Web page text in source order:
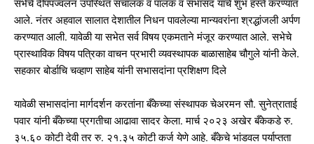
सभेचे दीपपज्वलन उपस्थित संचालक व पालक व सभासद यांचे शुभ हस्ते करण्यात
आले. नंतर अहवाल सालात देशातील निधन पावलेल्या मान्यवरांना श्रद्धांजली अर्पण
करण्यात आली. यावेळी या सभेत सर्व विषय एकमताने मंजूर करण्यात आले. सभेचे
प्रास्थाविक विषय पत्रिका वाचन प्रभारी व्यवस्थापक बाळासाहेब चौगुले यांनी केले.
सहकार बोर्डाचि चव्हाण साहेब यांनी सभासदांना प्रशिक्षण दिले
यावेळी सभासदांना मार्गदर्शन करतांना बँकेच्या संस्थापक चेअरमन सौ. सुनेत्राताई
पवार यांनी बँकेच्या प्रगतीचा आढावा सादर केला. मार्च २०२३ अखेर बँकेकडे रु.
३५.६० कोटी देवी तर रु. २१.३५ कोटी कर्ज येणे आहे. बँकेचे भांडवल पर्याप्तता